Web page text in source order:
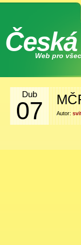
Web pro
Dub
07 Autor: